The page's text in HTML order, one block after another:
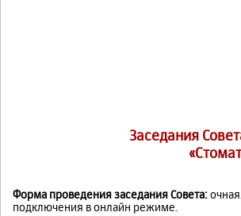
Заседания
Форма проведения заседания Совета:
подключения в онлайн режиме.